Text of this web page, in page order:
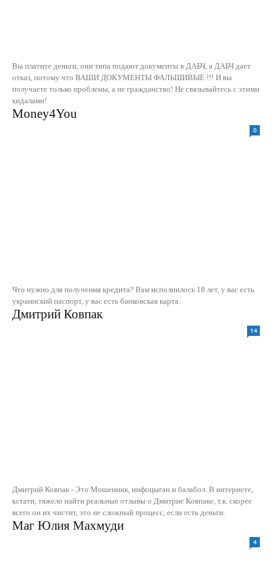
Вы платите деньги, они типа подают документы в ДАБЧ, а ДАБЧ дает
отказ, потому что ВАШИ ДОКУМЕНТЫ ФАЛЬШИВЫЕ !!! И вы
получаете только проблемы, а не гражданство! Не связывайтесь с этими
кидалами!
Money4You
0
Что нужно для получения кредита? Вам исполнилось 18 лет, у вас есть
украинский паспорт, у вас есть банковская карта.
Дмитрий Ковпак
14
Дмитрий Ковпак - Это Мошенник, инфоцыган и балабол. В интернете,
кстати, тяжело найти реальные отзывы о Дмитрие Ковпаке, т.к. скорее
всего он их чистит, это не сложный процесс, если есть деньги.
Маг Юлия Махмуди
4